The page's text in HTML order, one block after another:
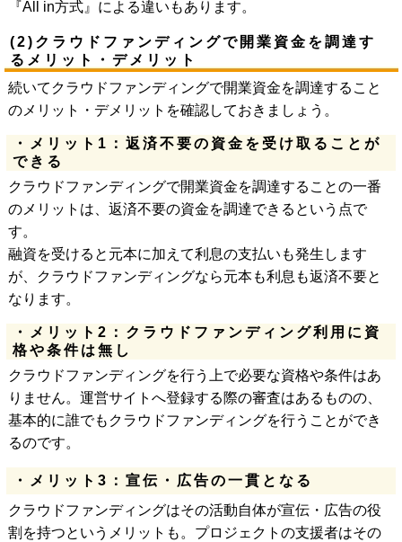
『All in方式』による違いもあります。
(2)クラウドファンディングで開業資金を調達す
るメリット・デメリット
続いてクラウドファンディングで開業資金を調達すること
のメリット・デメリットを確認しておきましょう。
・メリット1：返済不要の資金を受け取ることが
できる
クラウドファンディングで開業資金を調達することの一番
のメリットは、返済不要の資金を調達できるという点で
す。
融資を受けると元本に加えて利息の支払いも発生します
が、クラウドファンディングなら元本も利息も返済不要と
なります。
・メリット2：クラウドファンディング利用に資
格や条件は無し
クラウドファンディングを行う上で必要な資格や条件はあ
りません。運営サイトへ登録する際の審査はあるものの、
基本的に誰でもクラウドファンディングを行うことができ
るのです。
・メリット3：宣伝・広告の一貫となる
クラウドファンディングはその活動自体が宣伝・広告の役
割を持つというメリットも。プロジェクトの支援者はその